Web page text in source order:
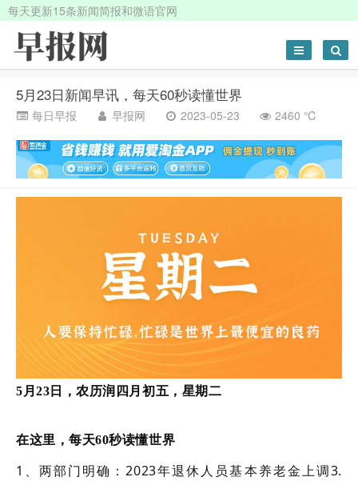
每天更新15条新闻简报和微语官网
5月23日新闻早讯，每天60秒读懂世界
每日早报 早报网 2023-05-23 2460 ℃
5月23日，农历润四月初五，星期二
在这里，每天60秒读懂世界
1、两部门明确：2023年退休人员基本养老金上调3.